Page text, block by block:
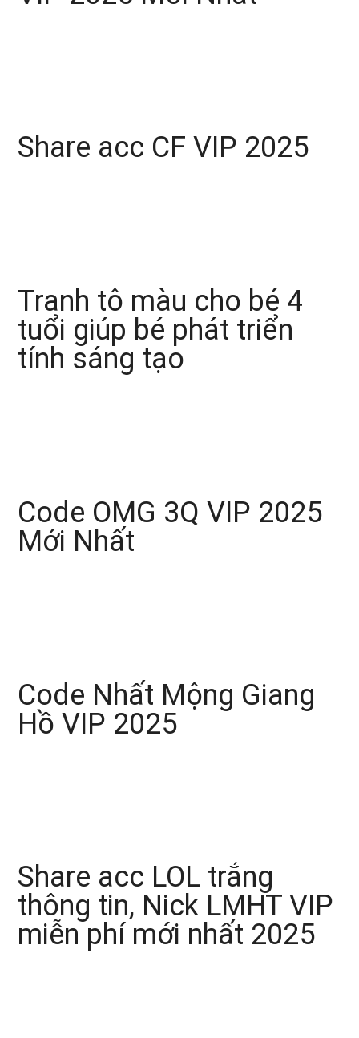
Share acc CF VIP 2025
Tranh tô màu cho bé 4
tuổi giúp bé phát triển
tính sáng tạo
Code OMG 3Q VIP 2025
Mới Nhất
Code Nhất Mộng Giang
Hồ VIP 2025
Share acc LOL trắng
thông tin, Nick LMHT VIP
miễn phí mới nhất 2025